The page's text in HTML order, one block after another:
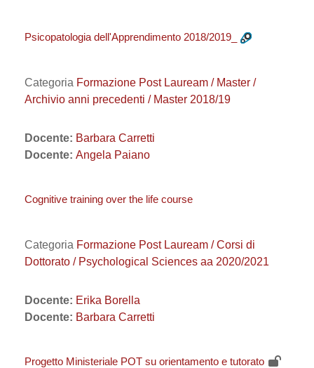
Psicopatologia dell'Apprendimento 2018/2019_
Categoria Formazione Post Lauream / Master /
Archivio anni precedenti / Master 2018/19
Docente: Barbara Carretti
Docente: Angela Paiano
Cognitive training over the life course
Categoria Formazione Post Lauream / Corsi di
Dottorato / Psychological Sciences aa 2020/2021
Docente: Erika Borella
Docente: Barbara Carretti
Progetto Ministeriale POT su orientamento e tutorato